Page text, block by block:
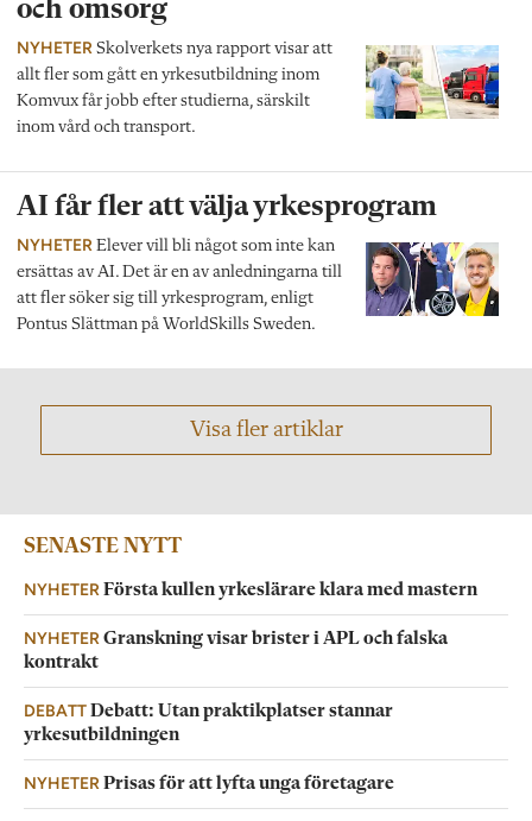
och omsorg
NYHETER Skolverkets nya rapport visar att
allt fler som gått en yrkesutbildning inom
Komvux får jobb efter studierna, särskilt
inom vård och transport.
AI får fler att välja yrkesprogram
NYHETER Elever vill bli något som inte kan
ersättas av AI. Det är en av anledningarna till
att fler söker sig till yrkesprogram, enligt
Pontus Slättman på WorldSkills Sweden.
Visa fler artiklar
SENASTE NYTT
NYHETER Första kullen yrkeslärare klara med mastern
NYHETER Granskning visar brister i APL och falska
kontrakt
DEBATTDebatt: Utan praktikplatser stannar
yrkesutbildningen
NYHETER Prisas för att lyfta unga företagare